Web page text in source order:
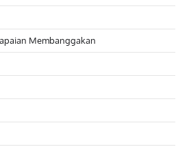
Membanggakan